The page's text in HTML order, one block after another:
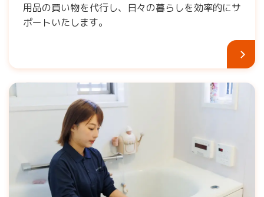
用品の買い物を代行し、日々の暮らしを効率的にサ
ポートいたします。